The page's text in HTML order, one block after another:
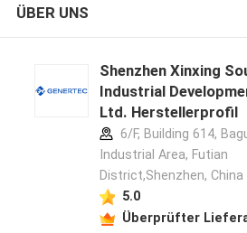
ÜBER UNS
Shenzhen Xinxing
Industrial
Ltd. Herstellerprofil
6/F, Building 614,
Industrial Area, Futian
District,Shenzhen, China
5.0
Überprüfter